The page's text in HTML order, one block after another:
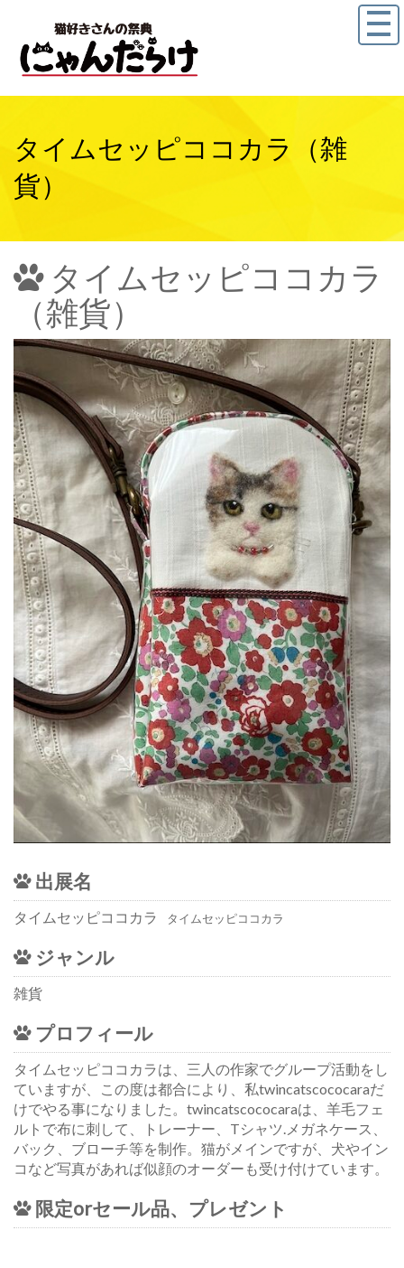
タイムセッピココカラ（雑
貨）
タイムセッピココカラ
（雑貨）
出展名
タイムセッピココカラ タイムセッピココカラ
ジャンル
雑貨
プロフィール
タイムセッピココカラは、三人の作家でグループ活動をし
ていますが、この度は都合により、私twincatscococaraだ
けでやる事になりました。twincatscococaraは、羊毛フェ
ルトで布に刺して、トレーナー、Tシャツ.メガネケース、
バック、ブローチ等を制作。猫がメインですが、犬やイン
コなど写真があれば似顔のオーダーも受け付けています。
限定orセール品、プレゼント